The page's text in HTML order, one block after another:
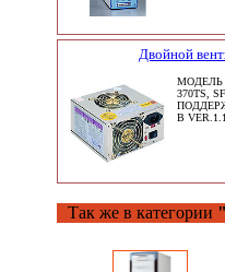
Двойной
МОДЕЛЬ
370TS,
В VER.1.1
Так же в категории